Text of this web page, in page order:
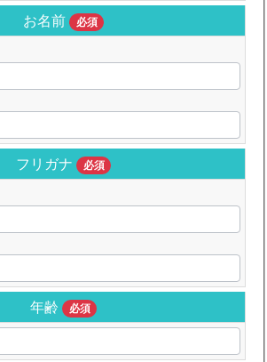
お名前 必須
フリガナ 必須
年齢 必須